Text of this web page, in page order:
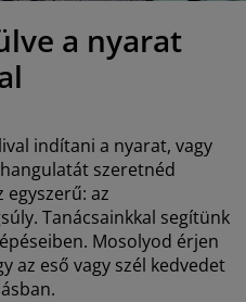
a nyarat
indítani a nyarat, vagy
szeretnéd
egyszerű: az
Tanácsainkkal segítünk
Mosolyod érjen
az eső vagy szél kedvedet